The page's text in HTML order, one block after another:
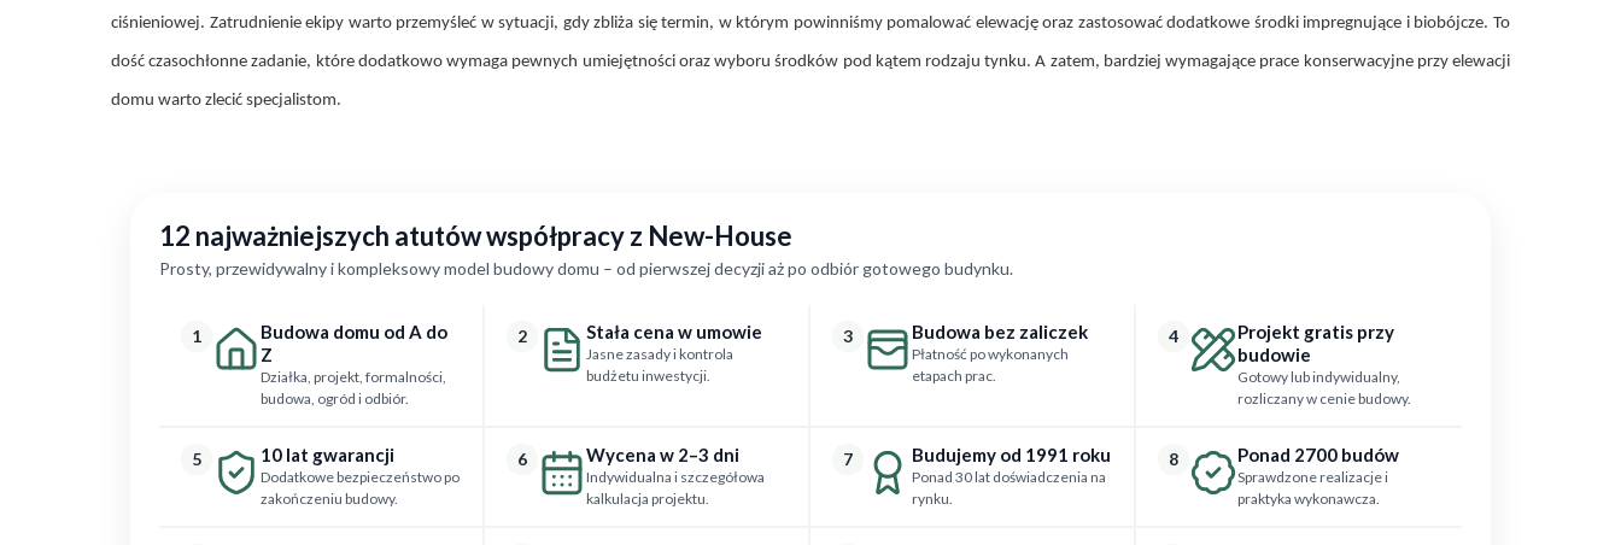
ciśnieniowej. Zatrudnienie ekipy warto przemyśleć w sytuacji, gdy zbliża się termin, w którym powinniśmy pomalować elewację oraz zastosować dodatkowe środki impregnujące i biobójcze. To
dość czasochłonne zadanie, które dodatkowo wymaga pewnych umiejętności oraz wyboru środków pod kątem rodzaju tynku. A zatem, bardziej wymagające prace konserwacyjne przy elewacji
domu warto zlecić specjalistom.
12 najważniejszych atutów współpracy z New-House
Prosty, przewidywalny i kompleksowy model budowy domu – od pierwszej decyzji aż po odbiór gotowego budynku.
1
Budowa domu od A do
Z
Działka, projekt, formalności,
budowa, ogród i odbiór.
2 Stała cena w umowie
Jasne zasady i kontrola
budżetu inwestycji.
3 Budowa bez zaliczek
Płatność po wykonanych
etapach prac.
4
Projekt gratis przy
budowie
Gotowy lub indywidualny,
rozliczany w cenie budowy.
5 10 lat gwarancji
Dodatkowe bezpieczeństwo po
zakończeniu budowy.
6 Wycena w 2–3 dni
Indywidualna i szczegółowa
kalkulacja projektu.
7 Budujemy od 1991 roku
Ponad 30 lat doświadczenia na
rynku.
8 Ponad 2700 budów
Sprawdzone realizacje i
praktyka wykonawcza.